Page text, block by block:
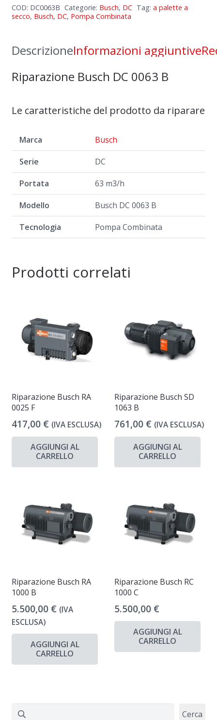
0063
COD: DC0063B Categorie: Busch, DC Tag: a palette a
secco, Busch, DC, Pompa Combinata
DescrizioneInformazioni aggiuntive
Riparazione Busch DC 0063 B
Le caratteristiche del prodotto da riparare
Marca Busch
Serie DC
Portata 63 m3/h
Modello Busch DC 0063 B
Tecnologia Pompa Combinata
Prodotti correlati
Riparazione Busch RA
0025 F
417,00 € (IVA ESCLUSA)
AGGIUNGI AL
CARRELLO
Riparazione Busch SD
1063 B
761,00 € (IVA ESCLUSA)
AGGIUNGI AL
CARRELLO
Riparazione Busch RA
1000 B
5.500,00 € (IVA
ESCLUSA)
AGGIUNGI AL
CARRELLO
Riparazione Busch RC
1000 C
5.500,00 €
AGGIUNGI AL
CARRELLO
Cerca Cerca